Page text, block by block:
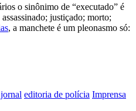
o sinônimo de “executado” é
justiçado; morto;
, a manchete é um pleonasmo só:
editoria de polícia Imprensa